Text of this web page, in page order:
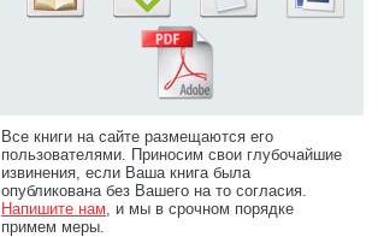
Все книги на сайте размещаются его
пользователями. Приносим свои глубочайшие
извинения, если Ваша книга была
опубликована без Вашего на то согласия.
Напишите нам, и мы в срочном порядке
примем меры.